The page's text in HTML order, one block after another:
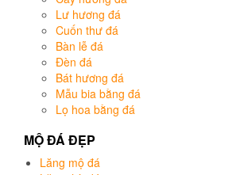
Lư hương đá
Cuốn thư đá
Bàn lễ đá
Đèn đá
Bát hương đá
Mẫu bia bằng đá
Lọ hoa bằng đá
MỘ ĐÁ ĐẸP
Lăng mộ đá